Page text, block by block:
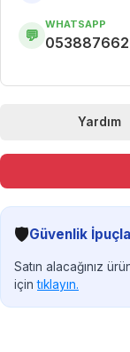
💬
WHATSAPP
Yardım
🛡️Güvenlik
Satın alacağınız
içintıklayın.